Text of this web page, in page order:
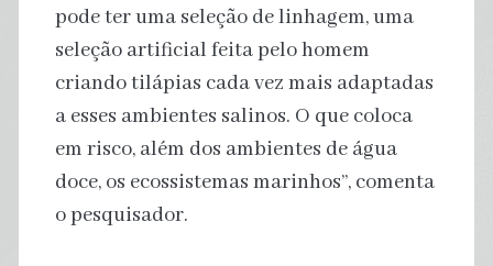
pode ter uma seleção de linhagem, uma
seleção artificial feita pelo homem
criando tilápias cada vez mais adaptadas
a esses ambientes salinos. O que coloca
em risco, além dos ambientes de água
doce, os ecossistemas marinhos”, comenta
o pesquisador.